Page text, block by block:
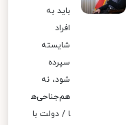
باید به
افراد
شایسته
سپرده
شود، نه
هم‌جناحی‌ه
ا / دولت با